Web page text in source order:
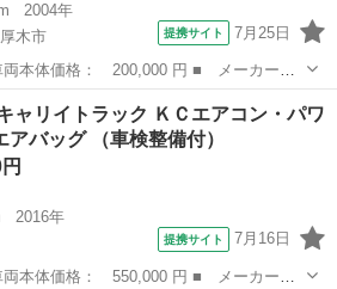
2004年
木市
提携サイト 7月25日
ャリイトラック ■ グレード名： Ｋ
コン、パワーステイ。タイミングチェー
イ
ャリイトラック ＫＣエアコン・パワ
バッグ （車検整備付）
2016年
提携サイト 7月16日